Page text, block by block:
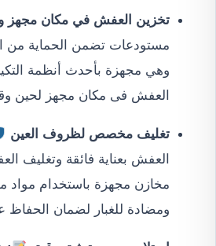
تخزين العفش في مكان مجهز
مستودعات تضمن الحماية من
وهي مجهزة بأحدث أنظمة
العفش فى مكان مجهز لحين
تغليف مخصص لظروف العين
العفش بعناية فائقة وتغليف
مخازن مجهزة باستخدام مواد
ومضادة للغبار لضمان الحفاظ